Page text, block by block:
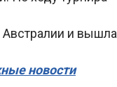
и вышла
новости